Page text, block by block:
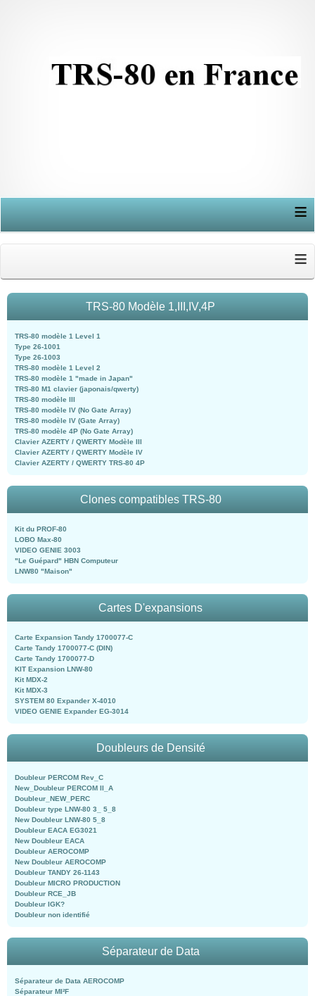
≡
≡
TRS-80 Modèle 1,III,IV,4P
TRS-80 modèle 1 Level 1
Type 26-1001
Type 26-1003
TRS-80 modèle 1 Level 2
TRS-80 modèle 1 "made in Japan"
TRS-80 M1 clavier (japonais/qwerty)
TRS-80 modèle III
TRS-80 modèle IV (No Gate Array)
TRS-80 modèle IV (Gate Array)
TRS-80 modèle 4P (No Gate Array)
Clavier AZERTY / QWERTY Modèle III
Clavier AZERTY / QWERTY Modèle IV
Clavier AZERTY / QWERTY TRS-80 4P
Clones compatibles TRS-80
Kit du PROF-80
LOBO Max-80
VIDEO GENIE 3003
"Le Guépard" HBN Computeur
LNW80 "Maison"
Cartes D'expansions
Carte Expansion Tandy 1700077-C
Carte Tandy 1700077-C (DIN)
Carte Tandy 1700077-D
KIT Expansion LNW-80
Kit MDX-2
Kit MDX-3
SYSTEM 80 Expander X-4010
VIDEO GENIE Expander EG-3014
Doubleurs de Densité
Doubleur PERCOM Rev_C
New_Doubleur PERCOM II_A
Doubleur_NEW_PERC
Doubleur type LNW-80 3_ 5_8
New Doubleur LNW-80 5_8
Doubleur EACA EG3021
New Doubleur EACA
Doubleur AEROCOMP
New Doubleur AEROCOMP
Doubleur TANDY 26-1143
Doubleur MICRO PRODUCTION
Doubleur RCE_JB
Doubleur IGK?
Doubleur non identifié
Séparateur de Data
Séparateur de Data AEROCOMP
Séparateur MI²F